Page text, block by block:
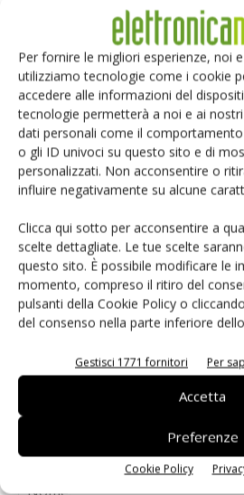
Per fornire le migliori esperienze, noi
utilizziamo tecnologie come i cookie
accedere alle informazioni del
tecnologie permetterà a noi e ai
dati personali come il
o gli ID univoci su questo sito e di
personalizzati. Non acconsentire o
influire negativamente su alcune
Clicca qui sotto per acconsentire a
scelte dettagliate. Le tue scelte
questo sito. È possibile modificare le
momento, compreso il ritiro del
pulsanti della Cookie Policy o
del consenso nella parte inferiore
Gestisci 1771 fornitori Per
Accetta
Preferenze
Cookie Policy
Renesas lancia
MRDIMM Gen 3
TDK e LG
per robot
LASCIA UN COMMENTO